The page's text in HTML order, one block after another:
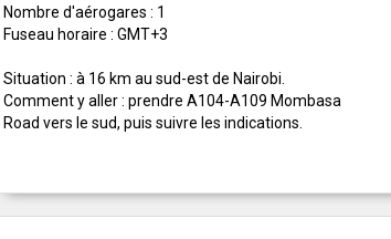
Nombre d'aérogares : 1
Fuseau horaire : GMT+3
Situation : à 16 km au sud-est de Nairobi.
Comment y aller : prendre A104-A109 Mombasa
Road vers le sud, puis suivre les indications.